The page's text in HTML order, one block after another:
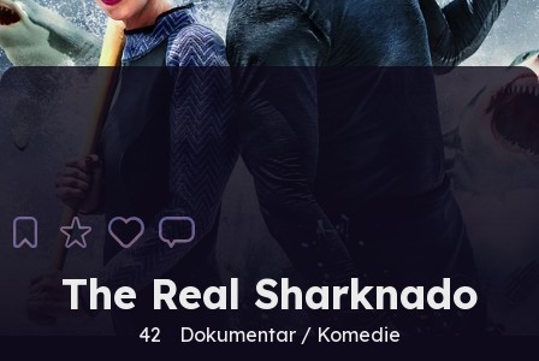
The Real Sharknado
42 Dokumentar / Komedie